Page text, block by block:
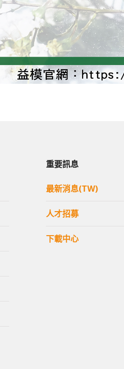
重要訊息
最新消息(TW)
人才招募
下載中心